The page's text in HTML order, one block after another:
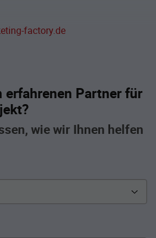
factory.de
erfahrenen Partner für
wie wir Ihnen helfen